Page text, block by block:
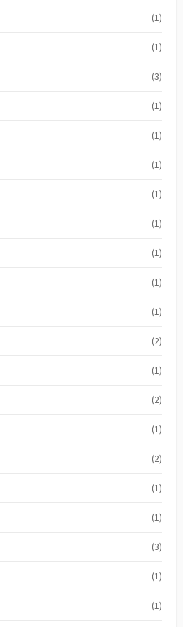
(1)
(1)
(3)
(1)
(1)
(1)
(1)
(1)
(1)
(1)
(1)
(2)
(1)
(2)
(1)
(2)
(1)
(1)
(3)
(1)
(1)